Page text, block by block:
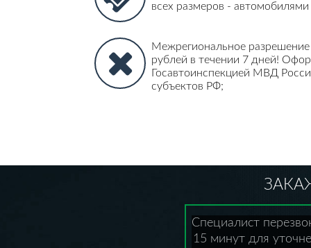
всех размеров -
Межрегиональное
рублей в течении 7 дней!
Госавтоинспекцией МВД
субъектов РФ;
Специалист
15 минут для